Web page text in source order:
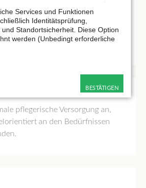
Räumlichkeiten nicht in erster Linie
sondern die Pflege den
pflegerische Versorgung an,
an den Bedürfnissen
Services und Funktionen
Identitätsprüfung,
Standortsicherheit. Diese Option
werden (Unbedingt erforderliche
BESTÄTIGEN